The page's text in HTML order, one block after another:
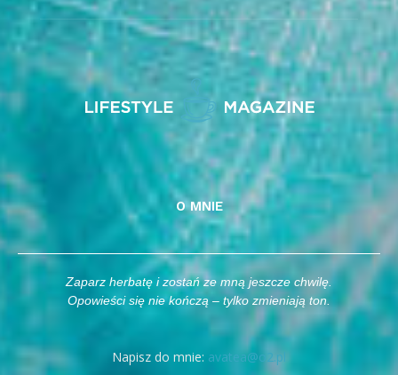
O MNIE
Zaparz herbatę i zostań ze mną jeszcze chwilę.
Opowieści się nie kończą – tylko zmieniają ton.
Napisz do mnie: avatea@o2.pl